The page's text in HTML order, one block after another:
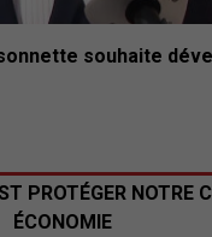
souhaite
PROTÉGER NOTRE
ÉCONOMIE